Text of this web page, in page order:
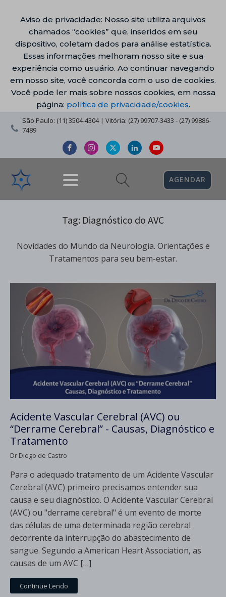
Aviso de privacidade: Nosso site utiliza arquivos
chamados “cookies” que, inseridos em seu
dispositivo, coletam dados para análise estatística.
Essas informações melhoram nosso site e sua
experiência como usuário. Ao continuar navegando
em nosso site, você concorda com o uso de cookies.
Você pode ler mais sobre nossos cookies, em nossa
página: política de privacidade/cookies.
São Paulo: (11) 3504-4304 | Vitória: (27) 99707-3433 - (27) 99886-
7489
AGENDAR
Tag: Diagnóstico do AVC
Novidades do Mundo da Neurologia. Orientações e
Tratamentos para seu bem-estar.
Acidente Vascular Cerebral (AVC) ou
“Derrame Cerebral” - Causas, Diagnóstico e
Tratamento
Dr Diego de Castro
Para o adequado tratamento de um Acidente Vascular
Cerebral (AVC) primeiro precisamos entender sua
causa e seu diagnóstico. O Acidente Vascular Cerebral
(AVC) ou "derrame cerebral" é um evento de morte
das células de uma determinada região cerebral
decorrente da interrupção do abastecimento de
sangue. Segundo a American Heart Association, as
causas de um AVC […]
Continue Lendo